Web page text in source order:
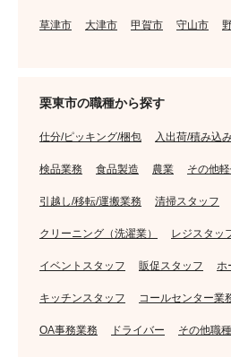
草津市 大津市 甲賀市 守山市
栗東市の職種から探す
仕分/ピッキング/梱包 入出荷/積み込
検品業務 食品製造 農業 その他
引越し/移転/運搬業務 清掃スタッフ
クリーニング（洗濯業） レジスタッ
イベントスタッフ 販促スタッフ ホ
キッチンスタッフ コールセンター業
OA事務業務 ドライバー その他職種